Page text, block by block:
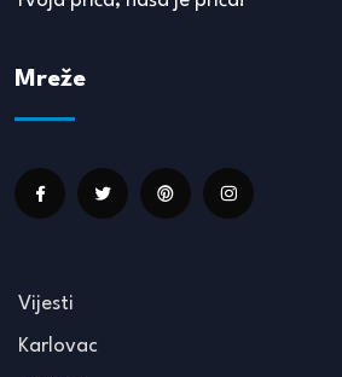
Mreže
Vijesti
Karlovac